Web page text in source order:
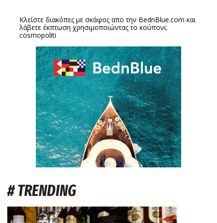
Κλείστε διακόπες με σκάφος απο την BednBlue.com και
λάβετε έκπτωση χρησιμοποιώντας το κούπονι:
cosmopoliti
# TRENDING